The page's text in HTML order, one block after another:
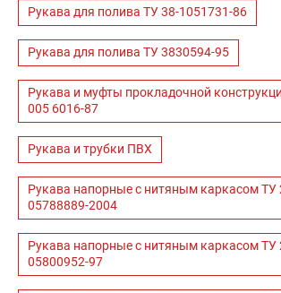
Рукава для полива ТУ 38-1051731-86
Рукава для полива ТУ 3830594-95
Рукава и муфты прокладочной
005 6016-87
Рукава и трубки ПВХ
Рукава напорные с нитяным каркасом ТУ
05788889-2004
Рукава напорные с нитяным каркасом ТУ
05800952-97